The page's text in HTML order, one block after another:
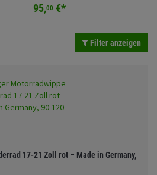
Gepäck Zubehör
95,00 €*
Filter anzeigen
17-21 Zoll rot – Made in Germany,